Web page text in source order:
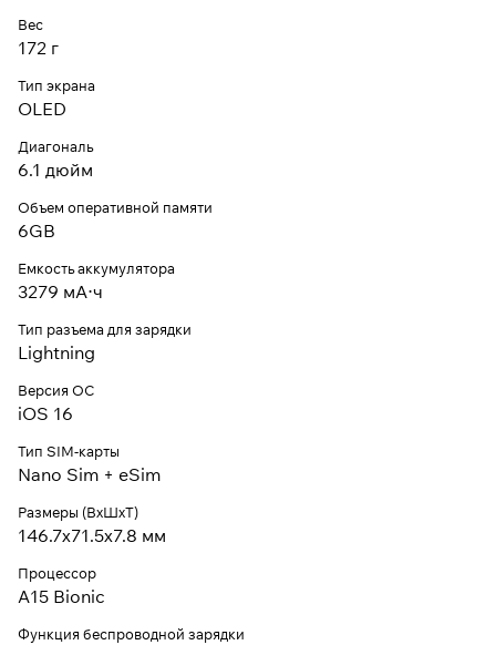
Вес
172 г
Тип экрана
OLED
Диагональ
6.1 дюйм
Объем оперативной памяти
6GB
Емкость аккумулятора
3279 мА⋅ч
Тип разъема для зарядки
Lightning
Версия ОС
iOS 16
Тип SIM-карты
Nano Sim + eSim
Размеры (ВxШxТ)
146.7х71.5x7.8 мм
Процессор
A15 Bionic
Функция беспроводной зарядки